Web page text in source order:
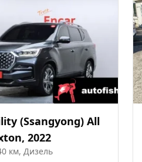
(Ssangyong) All
, 2022
км, Дизель